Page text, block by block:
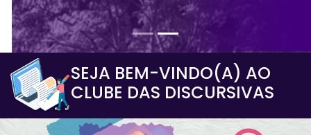
SEJA BEM-VINDO(A) AO
CLUBE DAS DISCURSIVAS